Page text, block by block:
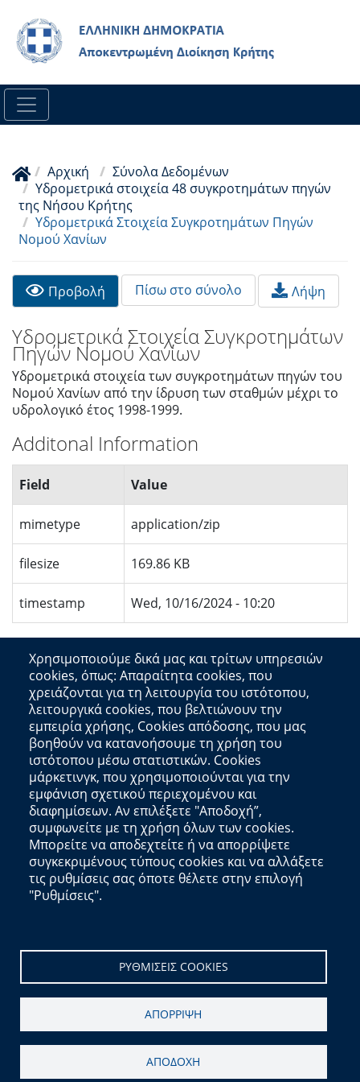
main
content
Αρχική
Σύνολα Δεδομένων
Υδρομετρικά στοιχεία 48 συγκροτημάτων πηγών
της Νήσου Κρήτης
Υδρομετρικά Στοιχεία Συγκροτημάτων Πηγών
Νομού Χανίων
Primary
tabsΠροβολή Πίσω στο σύνολο Λήψη
Υδρομετρικά Στοιχεία Συγκροτημάτων
Πηγών Νομού Χανίων
Υδρομετρικά στοιχεία των συγκροτημάτων πηγών του
Νομού Χανίων από την ίδρυση των σταθμών μέχρι το
υδρολογικό έτος 1998-1999.
Additonal Information
Field Value
mimetype application/zip
filesize 169.86 KB
timestamp Wed, 10/16/2024 - 10:20
Φορέας
Αποκεντρωμένη Διοίκηση Κρήτης
Πλατεία Κουντουριώτη 71202 Ηράκλειο
Πληροφορίες Ιστότοπου
Δήλωση Προσβασιμότητας
Πολιτική Cookies
Χρήσιμοι Σύνδεσμοι
Χρησιμοποιούμε δικά μας και τρίτων υπηρεσιών
cookies, όπως: Απαραίτητα cookies, που
χρειάζονται για τη λειτουργία του ιστότοπου,
λειτουργικά cookies, που βελτιώνουν την
εμπειρία χρήσης, Cookies απόδοσης, που μας
βοηθούν να κατανοήσουμε τη χρήση του
ιστότοπου μέσω στατιστικών. Cookies
μάρκετινγκ, που χρησιμοποιούνται για την
εμφάνιση σχετικού περιεχομένου και
διαφημίσεων. Αν επιλέξετε "Αποδοχή”,
συμφωνείτε με τη χρήση όλων των cookies.
Μπορείτε να αποδεχτείτε ή να απορρίψετε
συγκεκριμένους τύπους cookies και να αλλάξετε
τις ρυθμίσεις σας όποτε θέλετε στην επιλογή
"Ρυθμίσεις".
ΡΥΘΜΙΣΕΙΣ COOKIES
ΑΠΟΡΡΙΨΗ
ΑΠΟΔΟΧΗ
Τμήμα Σχεδιασμού Ηλεκτρονικών Υπηρεσιών για τον Πολίτη